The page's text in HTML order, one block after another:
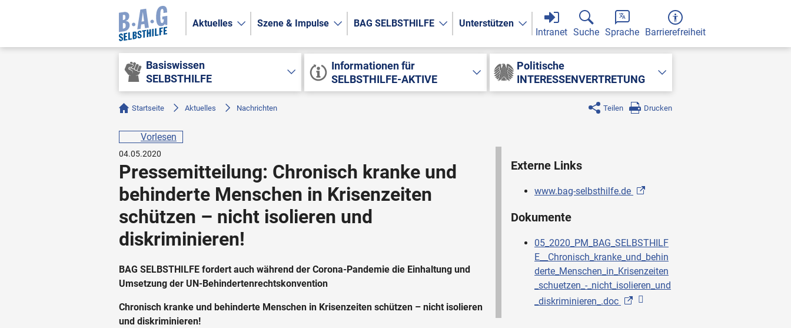
Aktuelles Szene & Impulse BAG SELBSTHILFE Unterstützen
Intranet Suche Sprache Barrierefreiheit
Basiswissen
SELBSTHILFE
Informationen für
SELBSTHILFE-AKTIVE
Politische
INTERESSENVERTRETUNG
Startseite Aktuelles Nachrichten Teilen Drucken
Vorlesen
04.05.2020
Pressemitteilung: Chronisch kranke und
behinderte Menschen in Krisenzeiten
schützen – nicht isolieren und
diskriminieren!
BAG SELBSTHILFE fordert auch während der Corona-Pandemie die Einhaltung und
Umsetzung der UN-Behindertenrechtskonvention
Chronisch kranke und behinderte Menschen in Krisenzeiten schützen – nicht isolieren
und diskriminieren!
Externe Links
www.bag-selbsthilfe.de
Dokumente
05_2020_PM_BAG_SELBSTHILF
E__Chronisch_kranke_und_behin
derte_Menschen_in_Krisenzeiten
_schuetzen_-_nicht_isolieren_und
_diskriminieren_.doc